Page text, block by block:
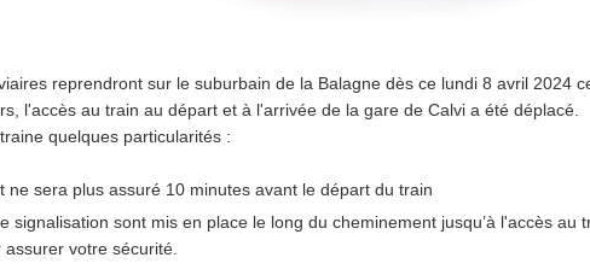
reprendront sur le suburbain de la Balagne dès ce lundi 8 avril 2024
l'accès au train au départ et à l'arrivée de la gare de Calvi a été déplacé.
quelques particularités :
ne sera plus assuré 10 minutes avant le départ du train
signalisation sont mis en place le long du cheminement jusqu’à l'accès au
votre sécurité.